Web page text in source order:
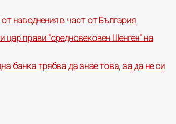
наводнения в част от България
цар прави "средновековен Шенген" на
банка трябва да знае това, за да не си